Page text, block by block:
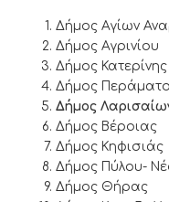
Δήμος Αγίων
Δήμος Αγρινίου
Δήμος Κατερίνης
Δήμος
Δήμος
Δήμος Βέροιας
Δήμος Κηφισιάς
Δήμος Πύλου-
Δήμος Θήρας